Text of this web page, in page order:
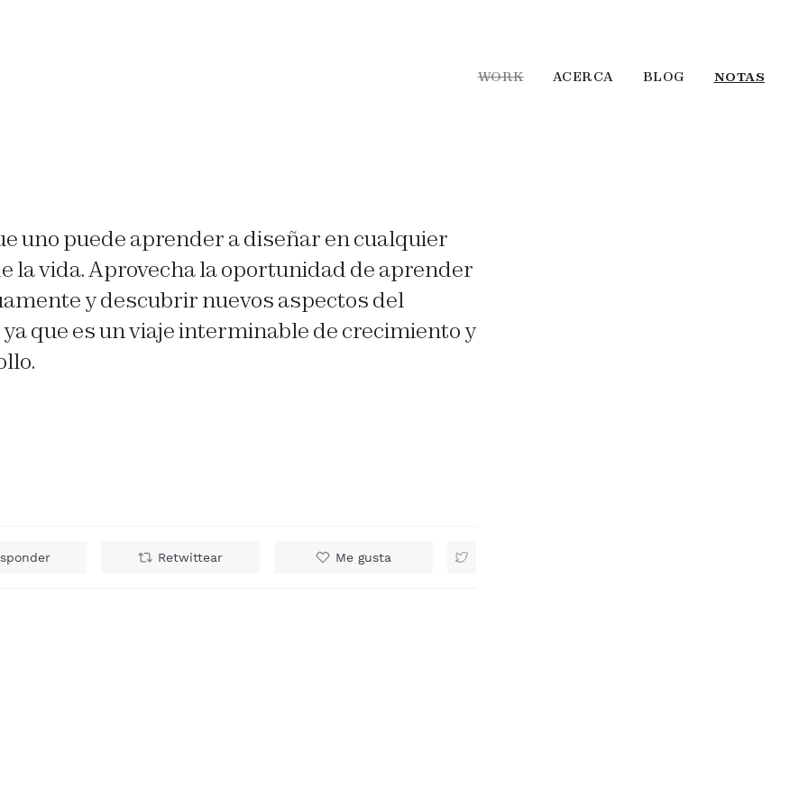
WORK ACERCA BLOG NOTAS
uno puede aprender a diseñar en cualquier
la vida. Aprovecha la oportunidad de aprender
y descubrir nuevos aspectos del
que es un viaje interminable de crecimiento y
Retwittear Me gusta